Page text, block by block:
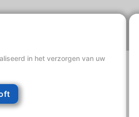
in het verzorgen van uw